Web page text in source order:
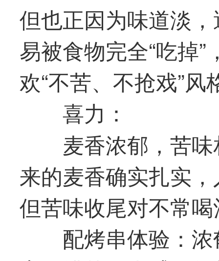
但也正因为味道淡
易被食物完全“吃掉
欢“不苦、不抢戏”
喜力：
麦香浓郁，苦
来的麦香确实扎实
但苦味收尾对不常
配烤串体验：